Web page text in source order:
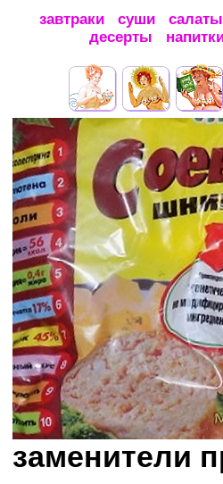
завтраки суши салаты
десерты
заменители